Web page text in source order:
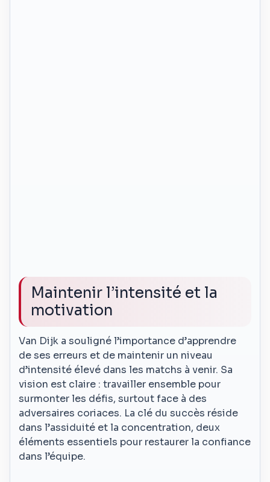
Maintenir l’intensité et la
motivation
Van Dijk a souligné l’importance d’apprendre
de ses erreurs et de maintenir un niveau
d’intensité élevé dans les matchs à venir. Sa
vision est claire : travailler ensemble pour
surmonter les défis, surtout face à des
adversaires coriaces. La clé du succès réside
dans l’assiduité et la concentration, deux
éléments essentiels pour restaurer la confiance
dans l’équipe.